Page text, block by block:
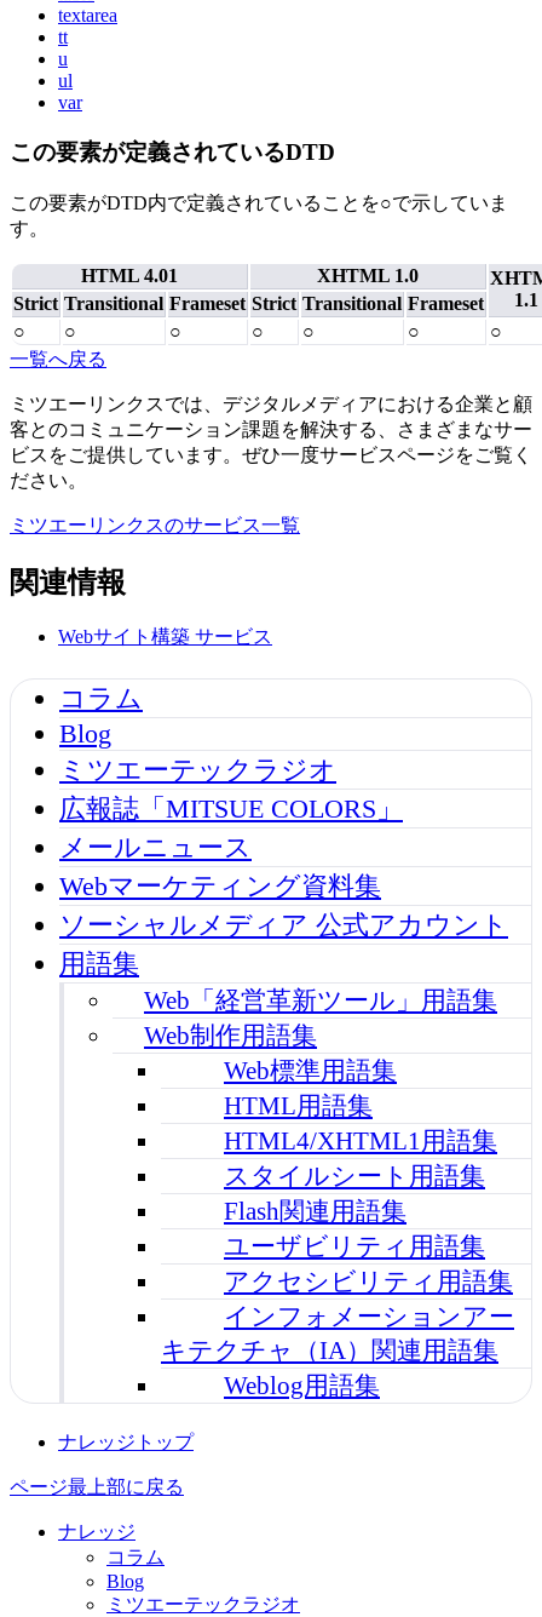
textarea
tt
u
ul
var
この要素が定義されているDTD
この要素がDTD内で定義されていることを○で示していま
す。
HTML 4.01 XHTML 1.0
1.1
Strict Transitional Frameset Strict Transitional Frameset
○
○ ○ ○ ○ ○
○
一覧へ戻る
ミツエーリンクスでは、デジタルメディアにおける企業と顧
客とのコミュニケーション課題を解決する、さまざまなサー
ビスをご提供しています。ぜひ一度サービスページをご覧く
ださい。
ミツエーリンクスのサービス一覧
関連情報
Webサイト構築 サービス
コラム
Blog
ミツエーテックラジオ
広報誌「MITSUE COLORS」
メールニュース
Webマーケティング資料集
ソーシャルメディア 公式アカウント
用語集
Web「経営革新ツール」用語集
Web制作用語集
Web標準用語集
HTML用語集
HTML4/XHTML1用語集
スタイルシート用語集
Flash関連用語集
ユーザビリティ用語集
アクセシビリティ用語集
インフォメーションアー
キテクチャ（IA）関連用語集
Weblog用語集
ナレッジトップ
ページ最上部に戻る
ナレッジ
コラム
Blog
ミツエーテックラジオ